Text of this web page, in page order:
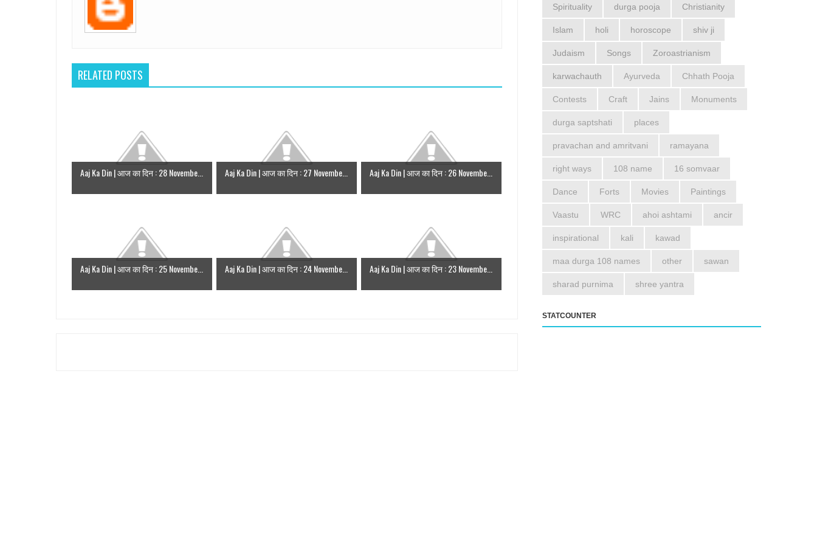
RELATED POSTS
Aaj Ka Din | आज का दिन : 28 Novembe... Aaj Ka Din | आज का दिन : 27 Novembe... Aaj Ka Din | आज का दिन : 26 Novembe...
Aaj Ka Din | आज का दिन : 25 Novembe... Aaj Ka Din | आज का दिन : 24 Novembe... Aaj Ka Din | आज का दिन : 23 Novembe...
Spirituality durga pooja Christianity
Islam holi horoscope shiv ji
Judaism Songs Zoroastrianism
karwachauth Ayurveda Chhath Pooja
Contests Craft Jains Monuments
durga saptshati places
pravachan and amritvani ramayana
right ways 108 name 16 somvaar
Dance Forts Movies Paintings
Vaastu WRC ahoi ashtami ancir
inspirational kali kawad
maa durga 108 names other sawan
sharad purnima shree yantra
STATCOUNTER